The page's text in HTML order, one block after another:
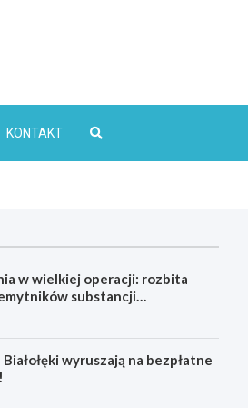
KONTAKT
w wielkiej operacji: rozbita
substancji
wyruszają na bezpłatne